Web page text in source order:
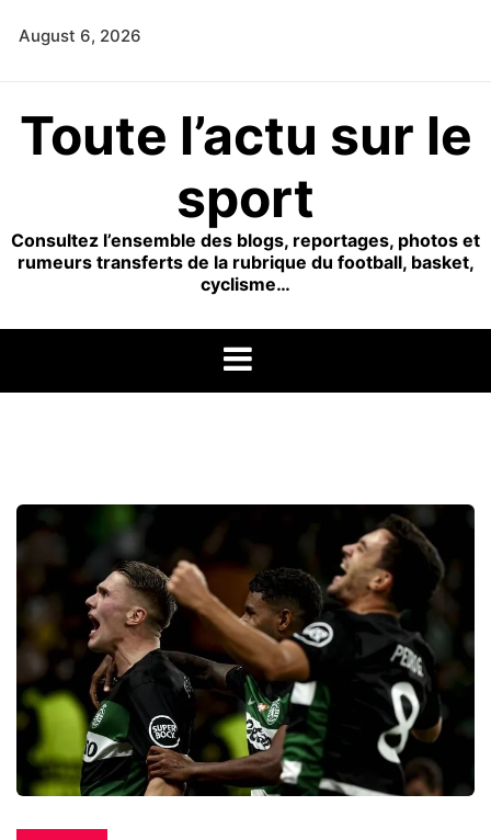
August 6, 2026
Toute l’actu sur le
sport
Consultez l’ensemble des blogs, reportages, photos et
rumeurs transferts de la rubrique du football, basket,
cyclisme…